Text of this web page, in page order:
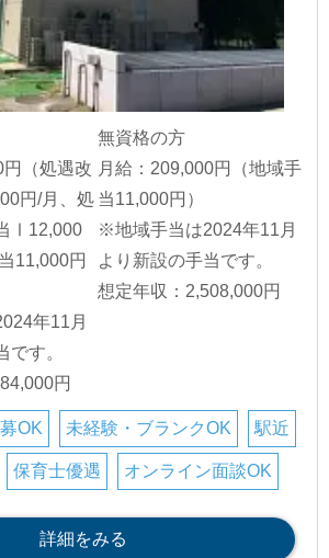
円（処遇改
円/月、処
Ⅰ12,000
11,000円
年11月
です。
円
無資格の方
月給：209,000円（地域手
当11,000円）
※地域手当は2024年11月
より新設の手当です。
想定年収：2,508,000円
OK 未経験・ブランクOK 駅近
保育士優遇 オンライン面談OK
詳細をみる